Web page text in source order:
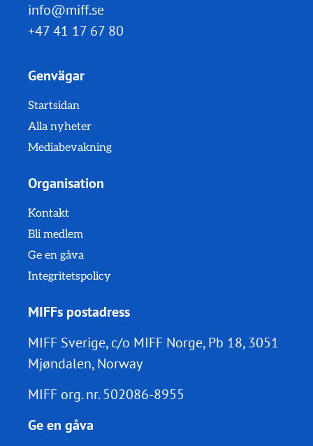
info@miff.se
+47 41 17 67 80
Genvägar
Startsidan
Alla nyheter
Mediabevakning
Organisation
Kontakt
Bli medlem
Ge en gåva
Integritetspolicy
MIFFs postadress
MIFF Sverige, c/o MIFF Norge, Pb 18, 3051
Mjøndalen, Norway
MIFF org. nr.502086-8955
Ge en gåva